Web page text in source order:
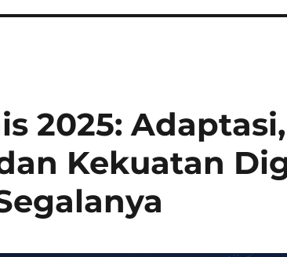
2025: Adaptasi,
Kekuatan